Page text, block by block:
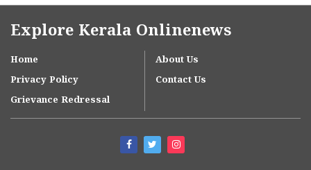
ഉൾപ്പെടെ 32,999 രൂപയാണ് ഫലപ്രദമായ
Explore Kerala Onlinenews
Home
About Us
Privacy Policy
Contact Us
Grievance Redressal